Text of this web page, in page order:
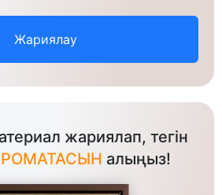
Жариялау
жариялап, тегін
алыңыз!